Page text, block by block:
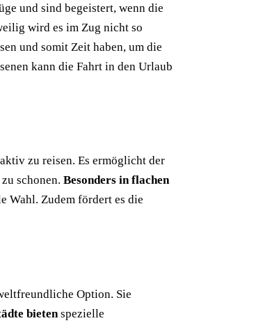
und sind begeistert, wenn die
wird es im Zug nicht so
und somit Zeit haben, um die
kann die Fahrt in den Urlaub
zu reisen. Es ermöglicht der
schonen. Besonders in flachen
Wahl. Zudem fördert es die
Option. Sie
bieten spezielle